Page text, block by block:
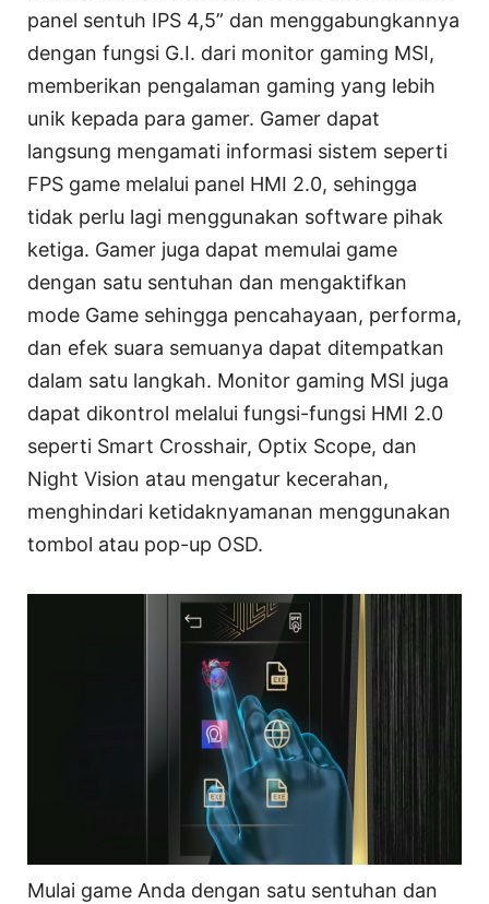
panel sentuh IPS 4,5” dan menggabungkannya
dengan fungsi G.I. dari monitor gaming MSI,
memberikan pengalaman gaming yang lebih
unik kepada para gamer. Gamer dapat
langsung mengamati informasi sistem seperti
FPS game melalui panel HMI 2.0, sehingga
tidak perlu lagi menggunakan software pihak
ketiga. Gamer juga dapat memulai game
dengan satu sentuhan dan mengaktifkan
mode Game sehingga pencahayaan, performa,
dan efek suara semuanya dapat ditempatkan
dalam satu langkah. Monitor gaming MSI juga
dapat dikontrol melalui fungsi-fungsi HMI 2.0
seperti Smart Crosshair, Optix Scope, dan
Night Vision atau mengatur kecerahan,
menghindari ketidaknyamanan menggunakan
tombol atau pop-up OSD.
Mulai game Anda dengan satu sentuhan dan